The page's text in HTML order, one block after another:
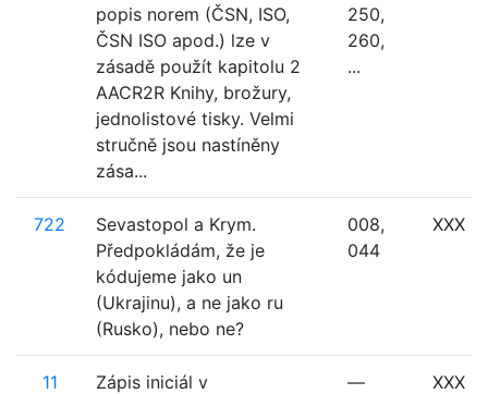
popis norem (ČSN, ISO,
ČSN ISO apod.) lze v
zásadě použít kapitolu 2
AACR2R Knihy, brožury,
jednolistové tisky. Velmi
stručně jsou nastíněny
zása...
250,
260,
...
722
Sevastopol a Krym.
Předpokládám, že je
kódujeme jako un
(Ukrajinu), a ne jako ru
(Rusko), nebo ne?
008,
044
XXX
11
Zápis iniciál v
— XXX